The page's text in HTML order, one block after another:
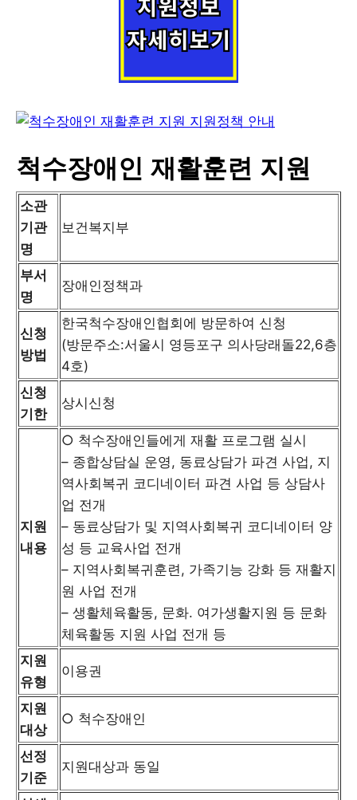
척수장애인 재활훈련 지원
소관
기관
명
보건복지부
부서
명
장애인정책과
신청
방법
한국척수장애인협회에 방문하여 신청
(방문주소:서울시 영등포구 의사당래돌22,6층
4호)
신청
기한
상시신청
지원
내용
○ 척수장애인들에게 재활 프로그램 실시
– 종합상담실 운영, 동료상담가 파견 사업, 지
역사회복귀 코디네이터 파견 사업 등 상담사
업 전개
– 동료상담가 및 지역사회복귀 코디네이터 양
성 등 교육사업 전개
– 지역사회복귀훈련, 가족기능 강화 등 재활지
원 사업 전개
– 생활체육활동, 문화. 여가생활지원 등 문화
체육활동 지원 사업 전개 등
지원
유형
이용권
지원
대상
○ 척수장애인
선정
기준
지원대상과 동일